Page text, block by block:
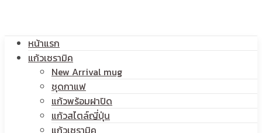
สกรีน
หน้าแรก
แก้วเซรามิค
New Arrival mug
ชุดกาแฟ
แก้วพร้อมฝาปิด
แก้วสไตล์ญี่ปุ่น
แก้วเซรามิค